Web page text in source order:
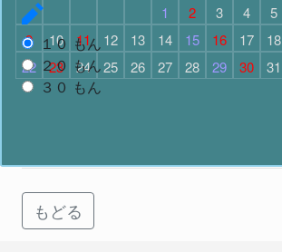
1
2 3 4 5
9
10 11 12 13 14 15 16 17 18
22
23 24 25 26 27 28 29 30 31
で スタート
１０ もん
２０ もん
３０ もん
もどる